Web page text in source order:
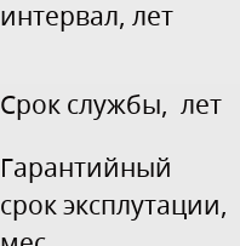
интервал, лет
Срок службы, лет
Гарантийный
срок эксплутации,